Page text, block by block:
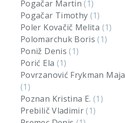
Pogačar Martin(1)
Pogačar Timothy (1)
Poler Kovačič Melita (1)
Polomarchuk Boris(1)
Poniž Denis(1)
Porić Ela (1)
Povrzanović Frykman Maja
(1)
Poznan Kristina E. (1)
Prebilič Vladimir(1)